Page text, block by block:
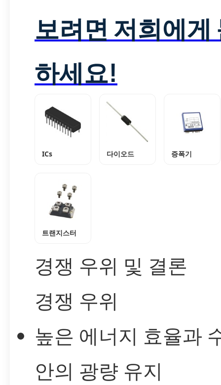
보려면 저희에게
하세요!
ICs 다이오드 증폭기
트랜지스터
경쟁 우위 및 결론
경쟁 우위
높은 에너지 효율과
안의 광량 유지